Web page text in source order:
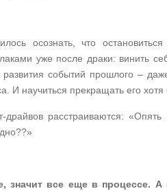
осознать, что
уже после драки: винить
событий прошлого –
И научиться прекращать его
драйвов расстраиваются:
значит все еще в процессе. А